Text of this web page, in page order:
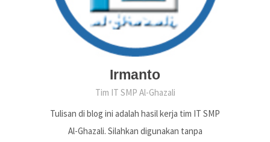
Irmanto
Tim IT SMP Al-Ghazali
Tulisan di blog ini adalah hasil kerja tim IT SMP
Al-Ghazali. Silahkan digunakan tanpa